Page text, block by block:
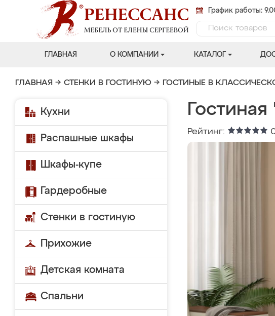
График работы:
ГЛАВНАЯ О КОМПАНИИ КАТАЛОГ
ГЛАВНАЯ → СТЕНКИ В ГОСТИНУЮ → ГОСТИНЫЕ В
Кухни
Распашные шкафы
Шкафы-купе
Гардеробные
Стенки в гостиную
Прихожие
Детская комната
Спальни
Рейтинг: